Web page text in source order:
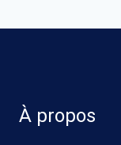
À propos